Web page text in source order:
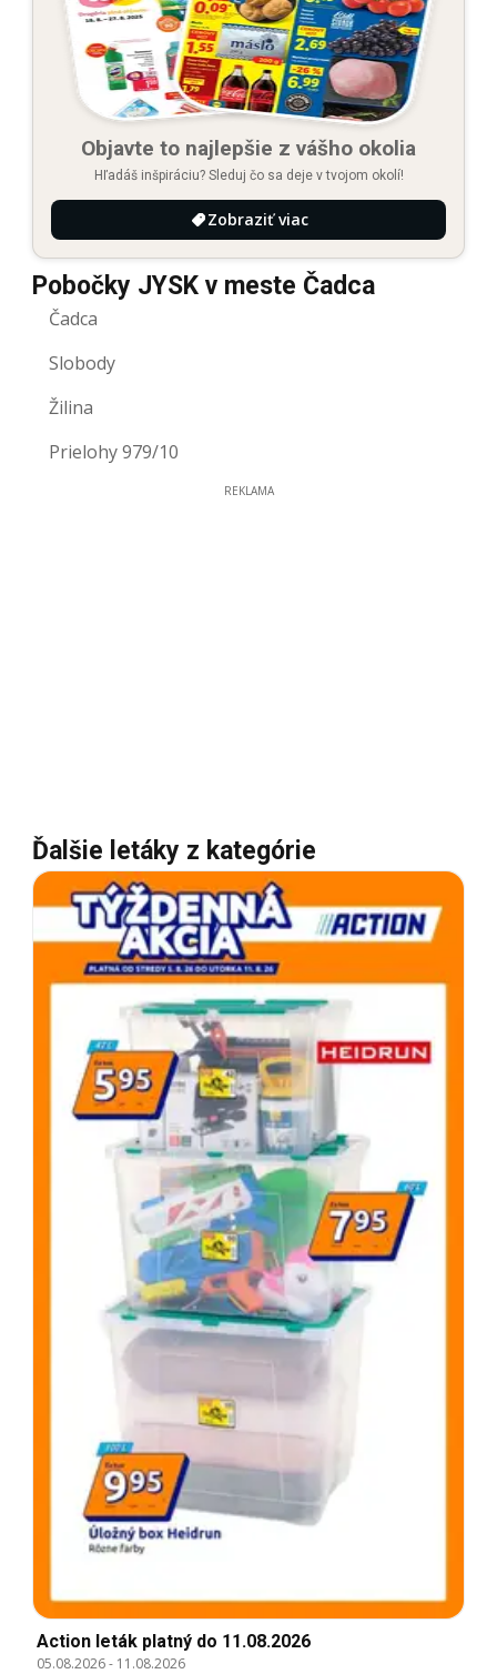
Objavte to najlepšie z vášho okolia
Hľadáš inšpiráciu? Sleduj čo sa deje v tvojom okolí!
Zobraziť viac
Pobočky JYSK v meste Čadca
Čadca
Slobody
Žilina
Prielohy 979/10
REKLAMA
Ďalšie letáky z kategórie
Action leták platný do 11.08.2026
05.08.2026- 11.08.2026